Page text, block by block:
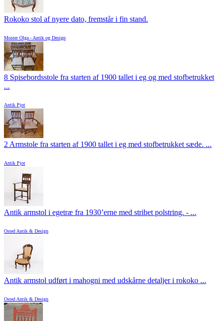
Rokoko stol af nyere dato, fremstår i fin stand.
Moster Olga - Antik og Design
8 Spisebordsstole fra starten af 1900 tallet i eg og med stofbetrukket
...
Antik Pjot
2 Armstole fra starten af 1900 tallet i eg med stofbetrukket sæde. ...
Antik Pjot
Antik armstol i egetræ fra 1930’erne med stribet polstring. - ...
Osted Antik & Design
Antik armstol udført i mahogni med udskårne detaljer i rokoko ...
Osted Antik & Design